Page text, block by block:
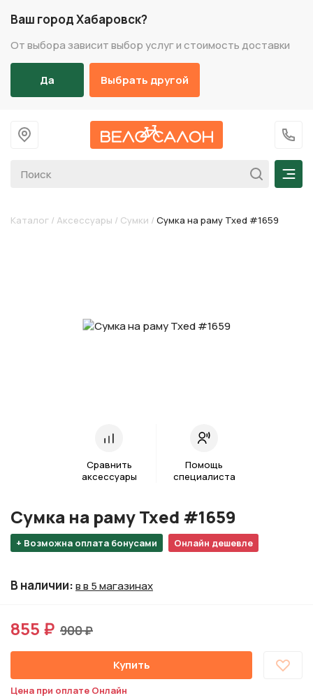
Ваш город Хабаровск?
От выбора зависит выбор услуг и стоимость доставки
Да Выбрать другой
На главную
+7
Каталог / Аксессуары / Сумки / Сумка на раму Txed #1659
Сравнить
аксессуары
Помощь
специалиста
+ Возможна оплата бонусами Онлайн дешевле
Сумка на раму Txed #1659
В наличии:в в 5 магазинах
855 ₽ 900 ₽
Купить
Цена при оплате Онлайн